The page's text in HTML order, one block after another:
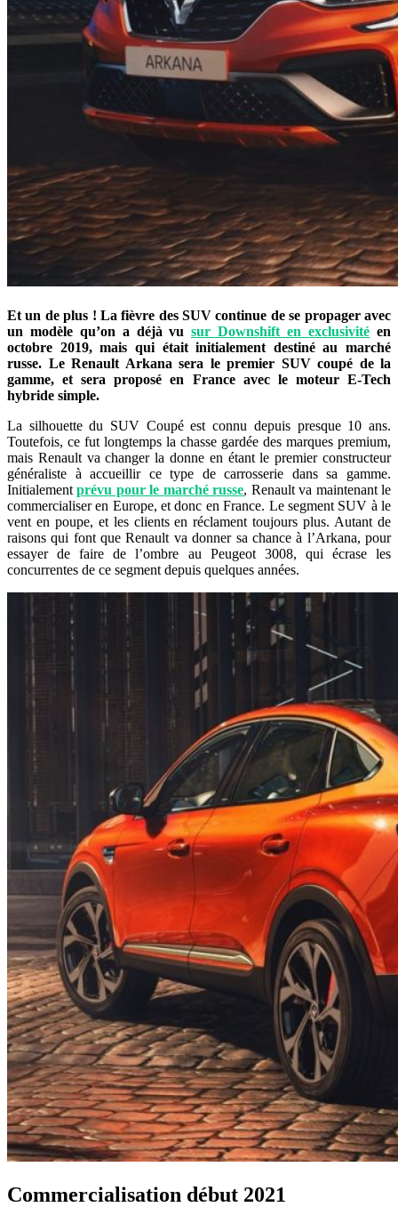
Et un de plus ! La fièvre des SUV continue de se propager avec
un modèle qu’on a déjà vusur Downshift en exclusivité en
octobre 2019, mais qui était initialement destiné au marché
russe. Le Renault Arkana sera le premier SUV coupé de la
gamme, et sera proposé en France avec le moteur E-Tech
hybride simple.
La silhouette du SUV Coupé est connu depuis presque 10 ans.
Toutefois, ce fut longtemps la chasse gardée des marques premium,
mais Renault va changer la donne en étant le premier constructeur
généraliste à accueillir ce type de carrosserie dans sa gamme.
Initialementprévu pour le marché russe, Renault va maintenant le
commercialiser en Europe, et donc en France. Le segment SUV à le
vent en poupe, et les clients en réclament toujours plus. Autant de
raisons qui font que Renault va donner sa chance à l’Arkana, pour
essayer de faire de l’ombre au Peugeot 3008, qui écrase les
concurrentes de ce segment depuis quelques années.
Commercialisation début 2021